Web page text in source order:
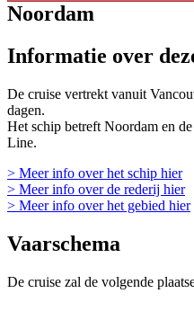
Noordam
Informatie over
De cruise vertrekt vanuit
dagen.
Het schip betreft Noordam en
Line.
> Meer info over het schip hier
> Meer info over de rederij hier
> Meer info over het gebied hier
Vaarschema
De cruise zal de volgende